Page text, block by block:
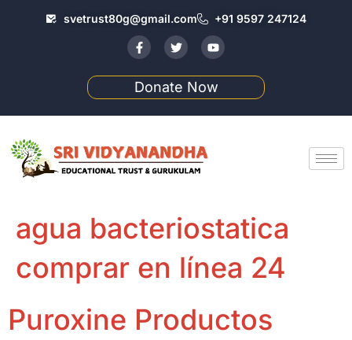
svetrust80g@gmail.com +91 9597 247124
Donate Now
agua bacteriostatica
comprar en línea 24
Puroxine Productos